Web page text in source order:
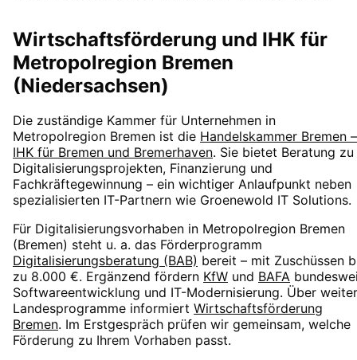
Wirtschaftsförderung und IHK für
Metropolregion Bremen
(Niedersachsen)
Die zuständige Kammer für Unternehmen in
Metropolregion Bremen ist die Handelskammer Bremen –
IHK für Bremen und Bremerhaven. Sie bietet Beratung zu
Digitalisierungsprojekten, Finanzierung und
Fachkräftegewinnung – ein wichtiger Anlaufpunkt neben
spezialisierten IT-Partnern wie Groenewold IT Solutions.
Für Digitalisierungsvorhaben in Metropolregion Bremen
(Bremen) steht u. a. das Förderprogramm
Digitalisierungsberatung (BAB) bereit – mit Zuschüssen
zu 8.000 €. Ergänzend fördern KfW und BAFA
Softwareentwicklung und IT-Modernisierung. Über
Landesprogramme informiert Wirtschaftsförderung
Bremen. Im Erstgespräch prüfen wir gemeinsam, welche
Förderung zu Ihrem Vorhaben passt.